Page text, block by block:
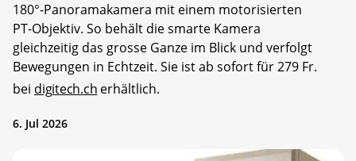
180°-Panoramakamera mit einem motorisierten
PT-Objektiv. So behält die smarte Kamera
gleichzeitig das grosse Ganze im Blick und verfolgt
Bewegungen in Echtzeit. Sie ist ab sofort für 279 Fr.
bei digitech.ch erhältlich.
6. Jul 2026